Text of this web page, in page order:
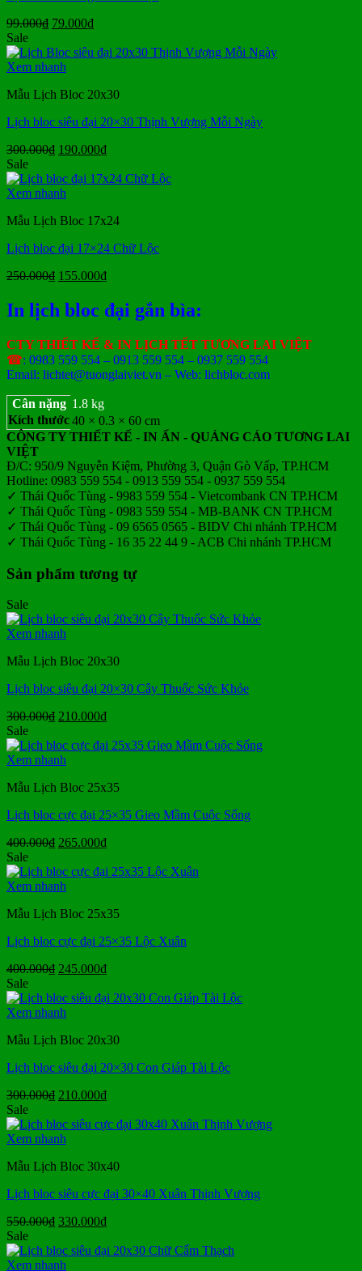
99.000₫ Giá
là:
99.000₫.
79.000₫Giá
tại
Sale
Xem nhanh
Mẫu Lịch Bloc 20x30
Lịch bloc siêu đại 20×30 Thịnh Vượng Mỗi Ngày
300.000₫ Giá
là:
300.000₫.
190.000₫Giá
tại
Sale
Xem nhanh
Mẫu Lịch Bloc 17x24
Lịch bloc đại 17×24 Chữ Lộc
250.000₫ Giá
là:
250.000₫.
155.000₫Giá
tại
là:
In lịch bloc đại gắn bìa:
CTY THIẾT KẾ & IN LỊCH TẾT TƯƠNG LAI VIỆT
☎: 0983 559 554 – 0913 559 554 – 0937 559 554
Email: lichtet@tuonglaiviet.vn – Web: lichbloc.com
Cân nặng 1.8 kg
Kích thước40 × 0.3 × 60 cm
CÔNG TY THIẾT KẾ - IN ẤN - QUẢNG CÁO TƯƠNG LAI
VIỆT
Đ/C: 950/9 Nguyễn Kiệm, Phường 3, Quận Gò Vấp, TP.HCM
Hotline: 0983 559 554 - 0913 559 554 - 0937 559 554
✓ Thái Quốc Tùng - 9983 559 554 - Vietcombank CN TP.HCM
✓ Thái Quốc Tùng - 0983 559 554 - MB-BANK CN TP.HCM
✓ Thái Quốc Tùng - 09 6565 0565 - BIDV Chi nhánh TP.HCM
✓ Thái Quốc Tùng - 16 35 22 44 9 - ACB Chi nhánh TP.HCM
Sản phẩm tương tự
Sale
Xem nhanh
Mẫu Lịch Bloc 20x30
Lịch bloc siêu đại 20×30 Cây Thuốc Sức Khỏe
300.000₫ Giá
là:
300.000₫.
210.000₫Giá
tại
Sale
Xem nhanh
Mẫu Lịch Bloc 25x35
Lịch bloc cực đại 25×35 Gieo Mầm Cuộc Sống
400.000₫ Giá
là:
400.000₫.
265.000₫Giá
tại
Sale
Xem nhanh
Mẫu Lịch Bloc 25x35
Lịch bloc cực đại 25×35 Lộc Xuân
400.000₫ Giá
là:
400.000₫.
245.000₫Giá
tại
Sale
Xem nhanh
Mẫu Lịch Bloc 20x30
Lịch bloc siêu đại 20×30 Con Giáp Tài Lộc
300.000₫ Giá
là:
300.000₫.
210.000₫Giá
tại
Sale
Xem nhanh
Mẫu Lịch Bloc 30x40
Lịch bloc siêu cực đại 30×40 Xuân Thịnh Vượng
550.000₫ Giá
là:
550.000₫.
330.000₫Giá
tại
Sale
Xem nhanh